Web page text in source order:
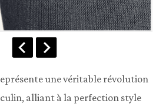
une véritable révolution
alliant à la perfection style